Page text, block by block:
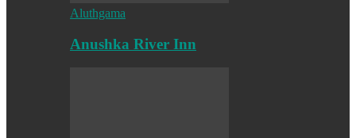
Aluthgama
Anushka River Inn